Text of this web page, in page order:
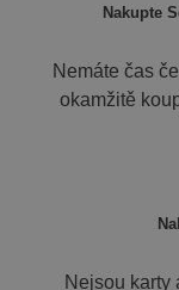
Nakupte
Nemáte čas
okamžitě
Nejsou karty